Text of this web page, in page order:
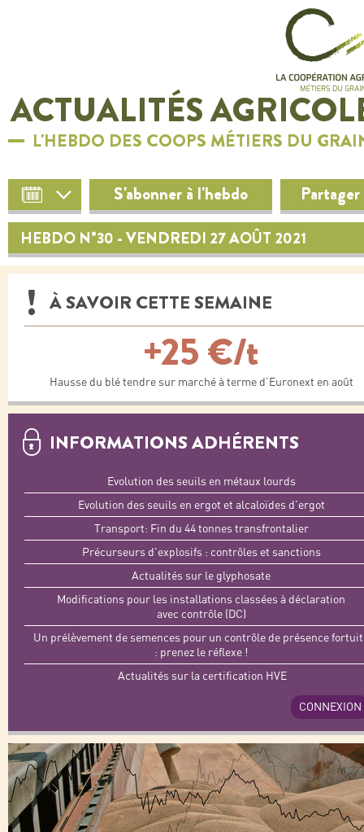
ACTUALITÉS
L'HEBDO DES COOPS MÉTIERS DU
S'abonner à l'hebdo Partager
HEBDO N°30 - VENDREDI 27 AOÛT 2021
À SAVOIR CETTE SEMAINE
+25 €/t
Hausse du blé tendre sur marché à terme d’Euronext en août
INFORMATIONS ADHÉRENTS
Evolution des seuils en métaux lourds
Evolution des seuils en ergot et alcaloïdes d'ergot
Transport: Fin du 44 tonnes transfrontalier
Précurseurs d'explosifs : contrôles et sanctions
Actualités sur le glyphosate
Modifications pour les installations classées à déclaration
avec contrôle (DC)
Un prélèvement de semences pour un contrôle de présence
: prenez le réflexe !
Actualités sur la certification HVE
CONNEXION